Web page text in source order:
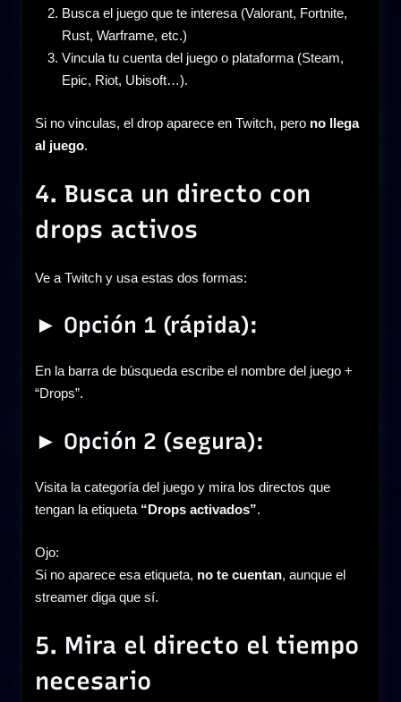
Busca el juego que te interesa (Valorant, Fortnite,
Rust, Warframe, etc.)
Vincula tu cuenta del juego o plataforma (Steam,
Epic, Riot, Ubisoft…).
Si no vinculas, el drop aparece en Twitch, pero no llega
al juego.
4. Busca un directo con
drops activos
Ve a Twitch y usa estas dos formas:
► Opción 1 (rápida):
En la barra de búsqueda escribe el nombre del juego +
“Drops”.
► Opción 2 (segura):
Visita la categoría del juego y mira los directos que
tengan la etiqueta “Drops activados”.
Ojo:
Si no aparece esa etiqueta, no te cuentan, aunque el
streamer diga que sí.
5. Mira el directo el tiempo
necesario